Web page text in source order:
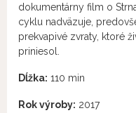
dokumentárny film o
cyklu nadväzuje,
prekvapivé zvraty, ktoré
priniesol.
Dĺžka: 110 min
Rok výroby: 2017